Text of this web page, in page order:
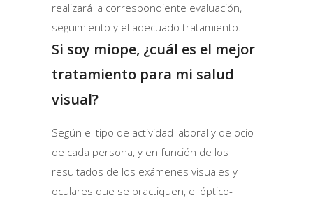
realizará la correspondiente evaluación,
seguimiento y el adecuado tratamiento.
Si soy miope, ¿cuál es el mejor
tratamiento para mi salud
visual?
Según el tipo de actividad laboral y de ocio
de cada persona, y en función de los
resultados de los exámenes visuales y
oculares que se practiquen, el óptico-